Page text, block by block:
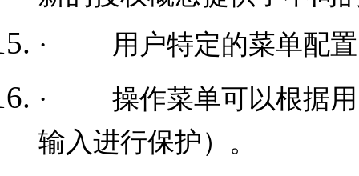
· 用户特定的菜单配置
· 操作菜单可以根据
输入进行保护）。